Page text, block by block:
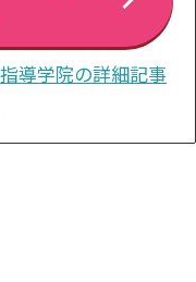
導学院の詳細記事